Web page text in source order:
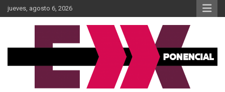
Skip
to
jueves, agosto 6, 2026